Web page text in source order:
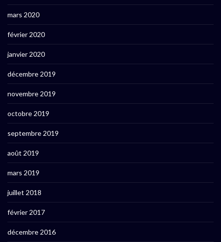
mars 2020
février 2020
janvier 2020
décembre 2019
novembre 2019
octobre 2019
septembre 2019
août 2019
mars 2019
juillet 2018
février 2017
décembre 2016